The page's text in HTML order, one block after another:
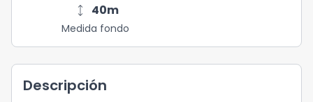
height 40m
Medida fondo
Descripción